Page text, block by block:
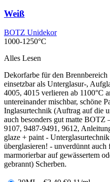
Weiß
BOTZ Unidekor
1000-1250°C
Alles Lesen
Dekorfarbe für den
einsetzbar als Unterglasur-,
4005, 4015 verlieren ab 1100°C
untereinander mischbar, schöne
Inglasurtechnik (Auftrag auf die
auch besonders gut matte BOTZ
9107, 9487-9491, 9612,
glaze + paint -
überglasieren! - unverdünnt
marmorierbar auf gewässertem
gebrannt) Scherben.